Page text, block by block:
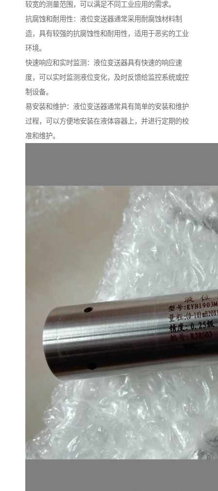
较宽的测量范围，可以满足不同工业应用的需求。
抗腐蚀和耐用性：液位变送器通常采用耐腐蚀材料制
造，具有较强的抗腐蚀性和耐用性，适用于恶劣的工业
环境。
快速响应和实时监测：液位变送器具有快速的响应速
度，可以实时监测液位变化，及时反馈给监控系统或控
制设备。
易安装和维护：液位变送器通常具有简单的安装和维护
过程，可以方便地安装在液体容器上，并进行定期的校
准和维护。